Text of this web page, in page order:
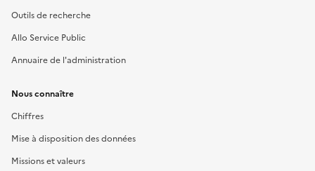
Outils de recherche
Allo Service Public
Annuaire de l'administration
Nous connaître
Chiffres
Mise à disposition des données
Missions et valeurs